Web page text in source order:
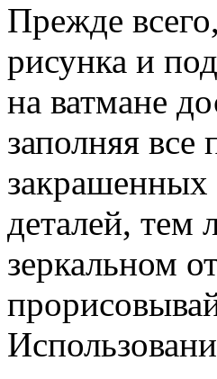
Прежде
рисунка и
на ватмане
заполняя все
закрашенных
деталей, тем
зеркальном